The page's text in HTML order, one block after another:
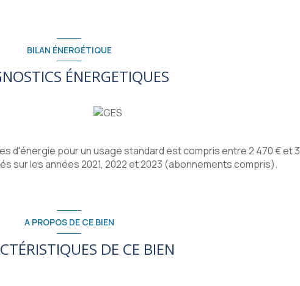
BILAN ÉNERGÉTIQUE
ÉNERGETIQUES
d'énergie pour un usage standard est compris entre 2 470 € et 3
sur les années 2021, 2022 et 2023 (abonnements compris).
A PROPOS DE CE BIEN
DE CE BIEN